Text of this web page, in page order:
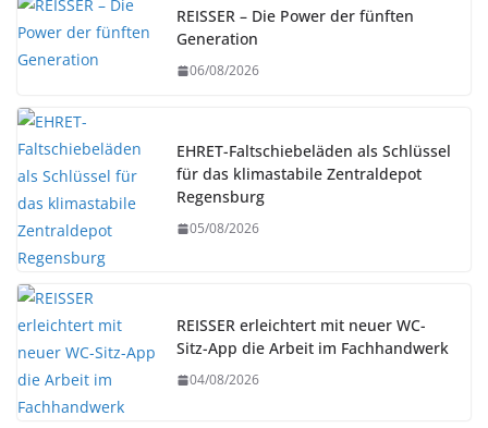
REISSER – Die Power der fünften
Generation
06/08/2026
EHRET-Faltschiebeläden als Schlüssel
für das klimastabile Zentraldepot
Regensburg
05/08/2026
REISSER erleichtert mit neuer WC-
Sitz-App die Arbeit im Fachhandwerk
04/08/2026